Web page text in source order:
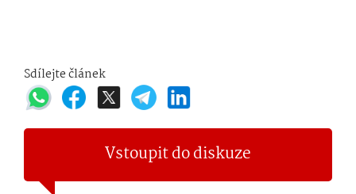
Sdílejte článek
Vstoupit do diskuze